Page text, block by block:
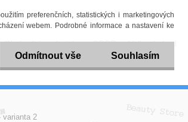
preferenčních, statistických i marketingových
webem. Podrobné informace a nastavení ke
Odmítnout vše Souhlasím
Obchodní podmínky GDPR Velkoobchod
varianta 2